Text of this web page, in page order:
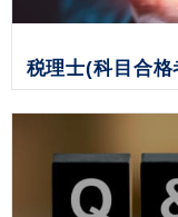
税理士(科目合